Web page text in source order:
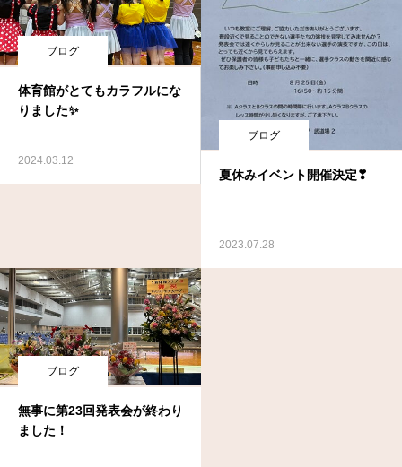
ブログ
体育館がとてもカラフルにな
りました✨
2024.03.12
ブログ
夏休みイベント開催決定❣
2023.07.28
ブログ
無事に第23回発表会が終わり
ました！